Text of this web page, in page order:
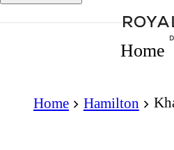
Home
Home Hamilton